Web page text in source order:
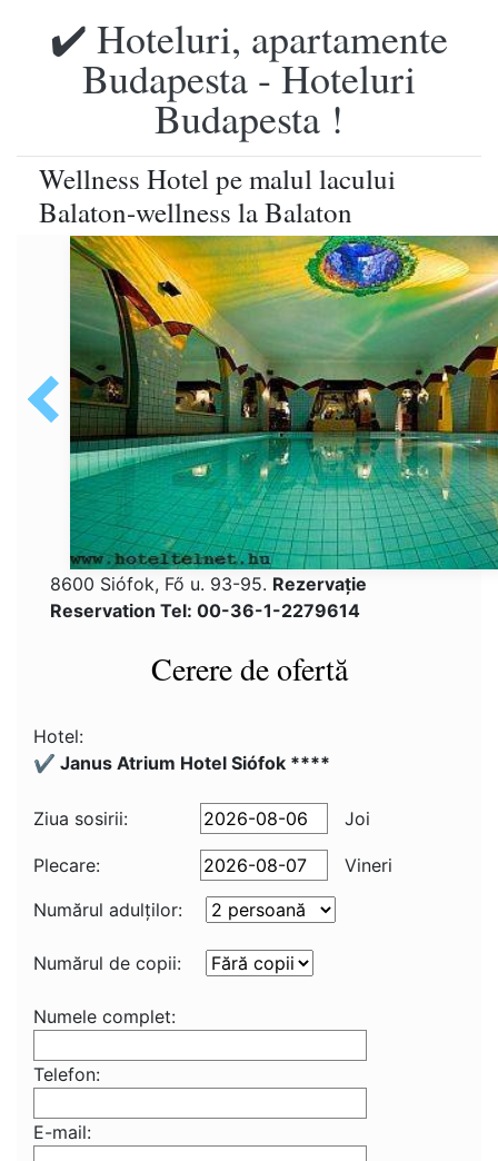
✔️ Hoteluri, apartamente
Budapesta - Hoteluri
Budapesta !
Wellness Hotel pe malul lacului
Balaton-wellness la Balaton
8600 Siófok, Fő u. 93-95. Rezervaţie
Reservation Tel: 00-36-1-2279614
Cerere de ofertă
Hotel:
✔️ Janus Atrium Hotel Siófok ****
Ziua sosirii: Joi
Plecare:
Vineri
Numărul adulţilor:
Numărul de copii:
Numele complet:
Telefon:
E-mail: